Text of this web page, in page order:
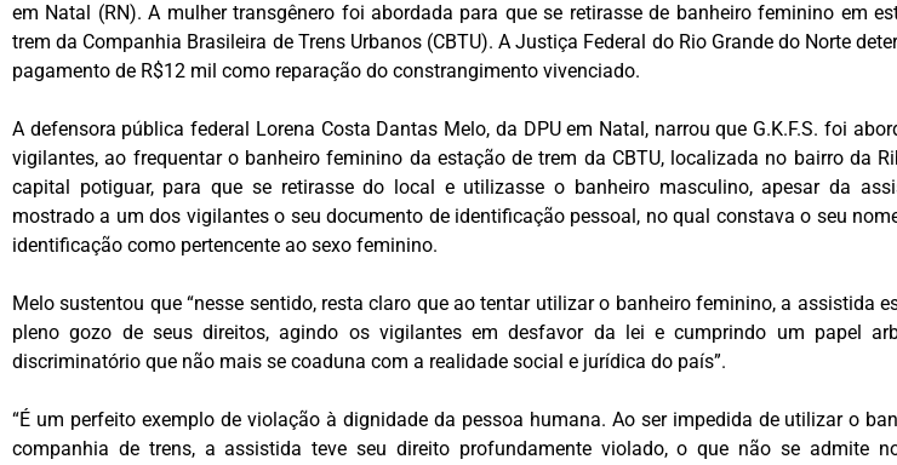
em Natal (RN). A mulher transgênero foi abordada para que se retirasse de banheiro feminino em
trem da Companhia Brasileira de Trens Urbanos (CBTU). A Justiça Federal do Rio Grande do Norte
pagamento de R$12 mil como reparação do constrangimento vivenciado.
A defensora pública federal Lorena Costa Dantas Melo, da DPU em Natal, narrou que G.K.F.S. foi
vigilantes, ao frequentar o banheiro feminino da estação de trem da CBTU, localizada no bairro da
capital potiguar, para que se retirasse do local e utilizasse o banheiro masculino, apesar da
mostrado a um dos vigilantes o seu documento de identificação pessoal, no qual constava o seu
identificação como pertencente ao sexo feminino.
Melo sustentou que “nesse sentido, resta claro que ao tentar utilizar o banheiro feminino, a assistida
pleno gozo de seus direitos, agindo os vigilantes em desfavor da lei e cumprindo um papel
discriminatório que não mais se coaduna com a realidade social e jurídica do país”.
“É um perfeito exemplo de violação à dignidade da pessoa humana. Ao ser impedida de utilizar o
companhia de trens, a assistida teve seu direito profundamente violado, o que não se admite